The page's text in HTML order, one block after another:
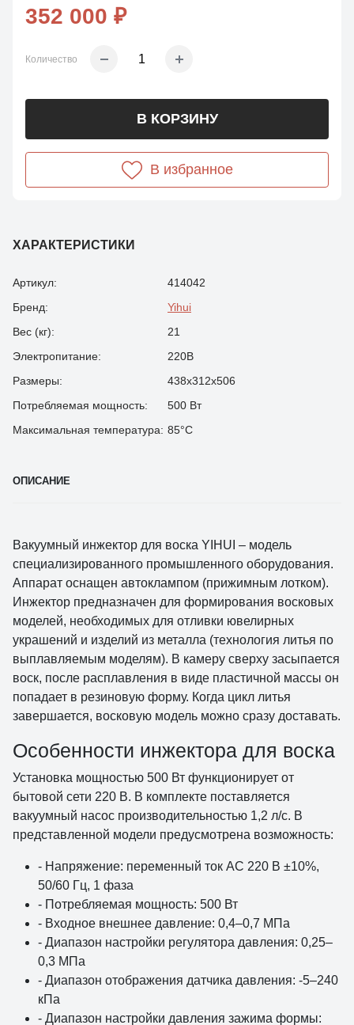
ХАРАКТЕРИСТИКИ
Артикул:
414042
Бренд:
Yihui
Вес (кг):
21
Электропитание:
220В
Размеры:
438х312х506
Потребляемая мощность:
500 Вт
Максимальная температура: 85°С
352 000 ₽
Количество
В КОРЗИНУ
В избранное
ОПИСАНИЕ
Вакуумный инжектор для воска YIHUI – модель
специализированного промышленного оборудования.
Аппарат оснащен автоклампом (прижимным лотком).
Инжектор предназначен для формирования восковых
моделей, необходимых для отливки ювелирных
украшений и изделий из металла (технология литья по
выплавляемым моделям). В камеру сверху засыпается
воск, после расплавления в виде пластичной массы он
попадает в резиновую форму. Когда цикл литья
завершается, восковую модель можно сразу доставать.
Особенности инжектора для воска
Установка мощностью 500 Вт функционирует от
бытовой сети 220 В. В комплекте поставляется
вакуумный насос производительностью 1,2 л/с. В
представленной модели предусмотрена возможность:
- Напряжение: переменный ток AC 220 В ±10%,
50/60 Гц, 1 фаза
- Потребляемая мощность: 500 Вт
- Входное внешнее давление: 0,4–0,7 МПа
- Диапазон настройки регулятора давления: 0,25–
0,3 МПа
- Диапазон отображения датчика давления: -5–240
кПа
- Диапазон настройки давления зажима формы: